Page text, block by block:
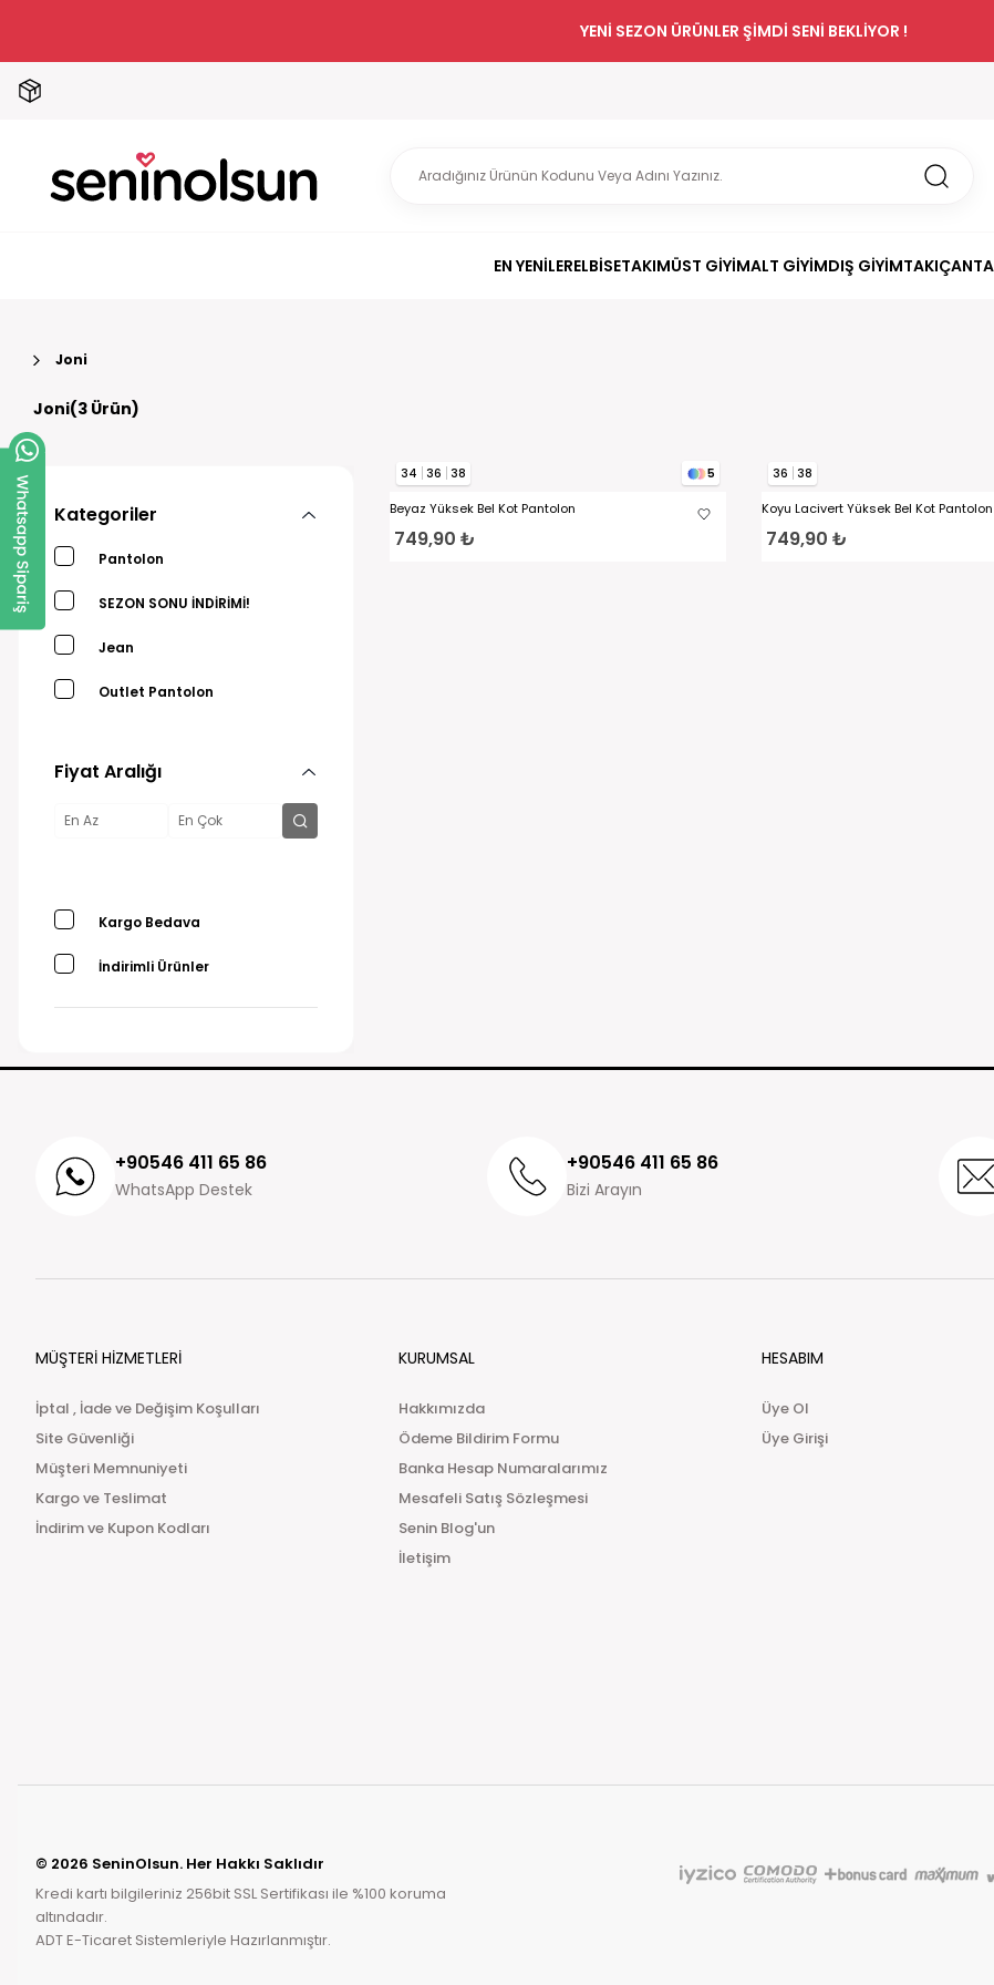
YENİ SEZON ÜRÜNLER ŞİMDİ SENİ BEKLİYOR !
EN YENİLERELBİSETAKIMÜST GİYİMALT GİYİMDIŞ GİYİMTAKIÇANTA
Joni
Joni(3 Ürün)
Kategoriler
Pantolon
SEZON SONU İNDİRİMİ!
Jean
Outlet Pantolon
Fiyat Aralığı
Kargo Bedava
İndirimli Ürünler
34 36 38 5
Beyaz Yüksek Bel Kot Pantolon
749,90 ₺
36 38
Koyu Lacivert Yüksek Bel Kot Pantolon
749,90 ₺
+90546 411 65 86
WhatsApp Destek
+90546 411 65 86
Bizi Arayın
MÜŞTERİ HİZMETLERİ
İptal , İade ve Değişim Koşulları
Site Güvenliği
Müşteri Memnuniyeti
Kargo ve Teslimat
İndirim ve Kupon Kodları
KURUMSAL
Hakkımızda
Ödeme Bildirim Formu
Banka Hesap Numaralarımız
Mesafeli Satış Sözleşmesi
Senin Blog'un
İletişim
HESABIM
Üye Ol
Üye Girişi
© 2026 SeninOlsun. Her Hakkı Saklıdır
Kredi kartı bilgileriniz 256bit SSL Sertifikası ile %100 koruma
altındadır.
ADT E-Ticaret Sistemleriyle Hazırlanmıştır.